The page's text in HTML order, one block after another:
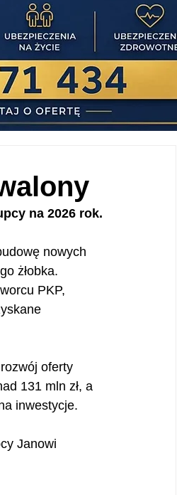
na 2026 rok.
nowych
żłobka.
PKP,
oferty
131 mln zł, a
inwestycje.
Janowi